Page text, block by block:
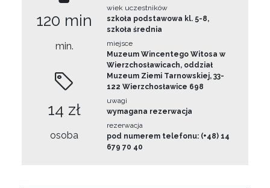
120 min
min.
14 zł
osoba
wiek uczestników
szkoła podstawowa kl. 5-8,
szkoła średnia
miejsce
Muzeum Wincentego Witosa w
Wierzchosławicach, oddział
Muzeum Ziemi Tarnowskiej, 33-
122 Wierzchosławice 698
uwagi
wymagana rezerwacja
rezerwacja
pod numerem telefonu: (+48) 14
679 70 40